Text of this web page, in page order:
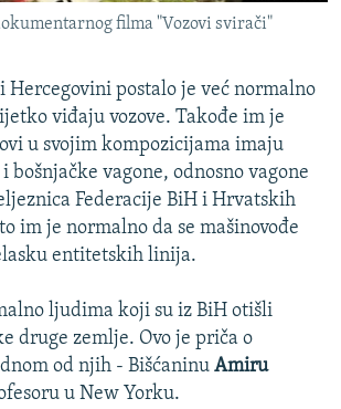
U BIH 2024.
U BIH
JUGOSLAVIJE
filma "Vozovi svirači"
Hercegovini postalo je već normalno
viđaju vozove. Takođe im je
u svojim kompozicijama imaju
bošnjačke vagone, odnosno vagone
Federacije BiH i Hrvatskih
im je normalno da se mašinovođe
entitetskih linija.
ljudima koji su iz BiH otišli
druge zemlje. Ovo je priča o
od njih - Bišćaninu Amiru
u New Yorku.